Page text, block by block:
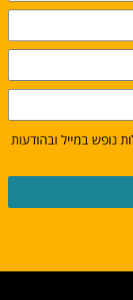
נופש במייל ובהודעות